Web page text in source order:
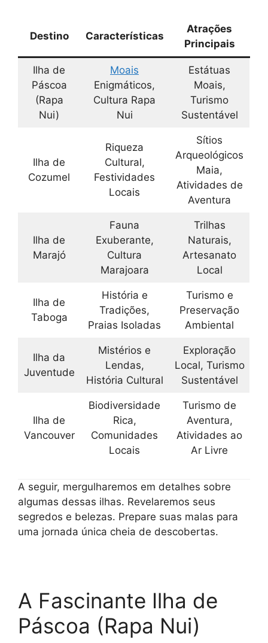
Destino Características
Atrações
Principais
Ilha de
Páscoa
(Rapa
Nui)
Moais
Enigmáticos,
Cultura Rapa
Nui
Estátuas
Moais,
Turismo
Sustentável
Ilha de
Cozumel
Riqueza
Cultural,
Festividades
Locais
Sítios
Arqueológicos
Maia,
Atividades de
Aventura
Ilha de
Marajó
Fauna
Exuberante,
Cultura
Marajoara
Trilhas
Naturais,
Artesanato
Local
Ilha de
Taboga
História e
Tradições,
Praias Isoladas
Turismo e
Preservação
Ambiental
Ilha da
Juventude
Mistérios e
Lendas,
História Cultural
Exploração
Local, Turismo
Sustentável
Ilha de
Vancouver
Biodiversidade
Rica,
Comunidades
Locais
Turismo de
Aventura,
Atividades ao
Ar Livre
A seguir, mergulharemos em detalhes sobre
algumas dessas ilhas. Revelaremos seus
segredos e belezas. Prepare suas malas para
uma jornada única cheia de descobertas.
A Fascinante Ilha de
Páscoa (Rapa Nui)